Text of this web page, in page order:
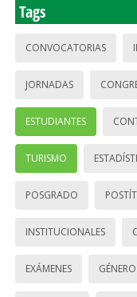
Tags
CONVOCATORIAS
JORNADAS
ESTUDIANTES
TURISMO
POSGRADO
INSTITUCIONALES
EXÁMENES GÉNERO